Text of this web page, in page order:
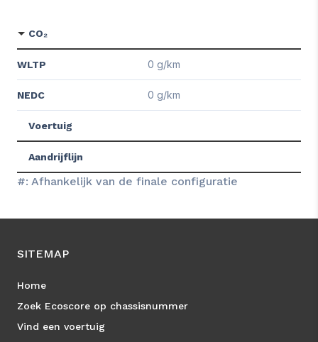
CO₂
WLTP 0 g/km
NEDC 0 g/km
Voertuig
Aandrijflijn
#: Afhankelijk van de finale configuratie
SITEMAP
Home
Zoek Ecoscore op chassisnummer
Vind een voertuig